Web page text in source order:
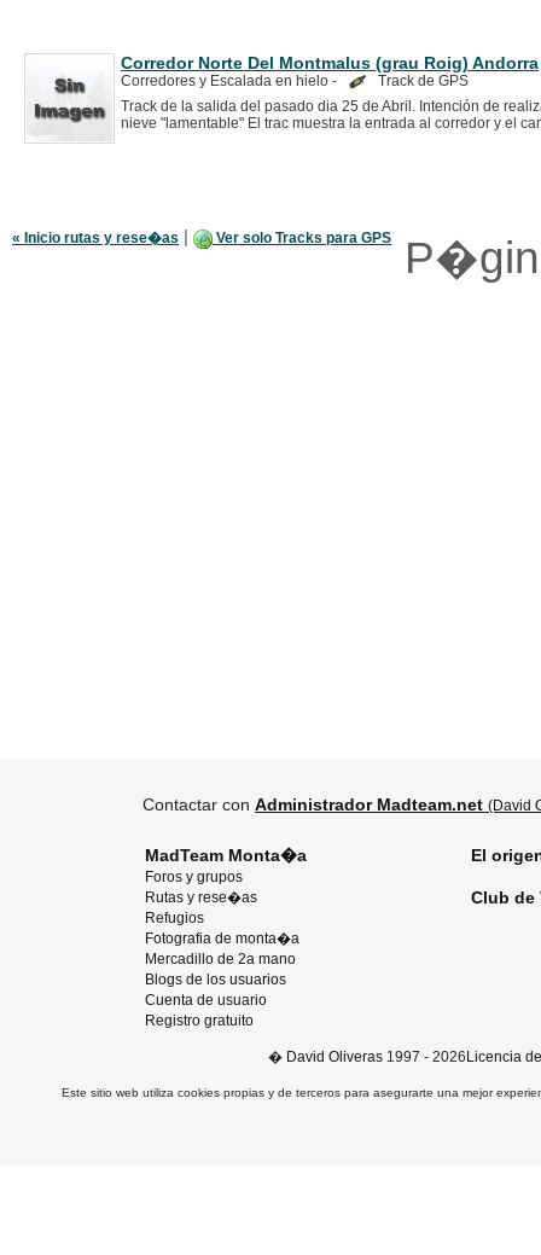
Corredor Norte Del Montmalus (grau Roig) Andorra
Corredores y Escalada en hielo -
Track de GPS
Track de la salida del pasado dia 25 de Abril. Intención de
nieve "lamentable" El trac muestra la entrada al corredor y el
« Inicio rutas y rese�as | Ver solo Tracks para GPS
Contactar con Administrador Madteam.net (David
MadTeam Monta�a
Foros y grupos
Rutas y rese�as
Refugios
Fotografia de monta�a
Mercadillo de 2a mano
Blogs de los usuarios
Cuenta de usuario
Registro gratuito
El
Club de
� David Oliveras1997 - 2026 Licencia
Este sitio web utiliza cookies propias y de terceros para asegurarte una mejor